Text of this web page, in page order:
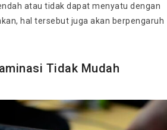
atau tidak dapat menyatu dengan
hal tersebut juga akan berpengaruh
Tidak Mudah